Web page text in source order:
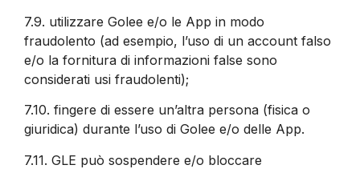
7.9. utilizzare Golee e/o le App in modo
fraudolento (ad esempio, l’uso di un account falso
e/o la fornitura di informazioni false sono
considerati usi fraudolenti);
7.10. fingere di essere un’altra persona (fisica o
giuridica) durante l’uso di Golee e/o delle App.
7.11. GLE può sospendere e/o bloccare